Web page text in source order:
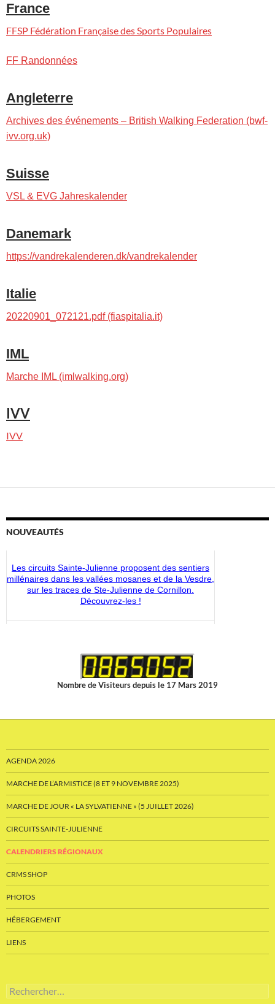
France
FFSP Fédération Française des Sports Populaires
FF Randonnées
Angleterre
Archives des événements – British Walking Federation (bwf-
ivv.org.uk)
Suisse
VSL & EVG Jahreskalender
Danemark
https://vandrekalenderen.dk/vandrekalender
Italie
20220901_072121.pdf (fiaspitalia.it)
IML
Marche IML (imlwalking.org)
IVV
IVV
NOUVEAUTÉS
Les circuits Sainte-Julienne proposent des sentiers
Découvrez-les !
Découvrez les nouveaux articles disponibles dans la
Nombre de Visiteurs depuis le 17 Mars 2019
AGENDA 2026
MARCHE DE L’ARMISTICE (8 ET 9 NOVEMBRE 2025)
MARCHE DE JOUR « LA SYLVATIENNE » (5 JUILLET 2026)
CIRCUITS SAINTE-JULIENNE
CALENDRIERS RÉGIONAUX
CRMS SHOP
PHOTOS
HÉBERGEMENT
LIENS
Rechercher :